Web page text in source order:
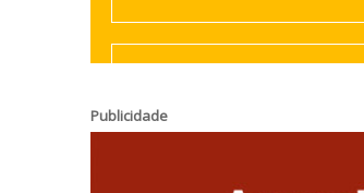
Contemporânea
Publicidade